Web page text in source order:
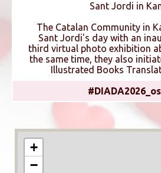
Sant Jordi in
The Catalan Community in
Sant Jordi's day with an
third virtual photo exhibition
the same time, they also
Illustrated Books
+
−